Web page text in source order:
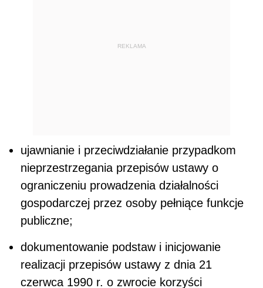
REKLAMA
ujawnianie i przeciwdziałanie przypadkom
nieprzestrzegania przepisów ustawy o
ograniczeniu prowadzenia działalności
gospodarczej przez osoby pełniące funkcje
publiczne;
dokumentowanie podstaw i inicjowanie
realizacji przepisów ustawy z dnia 21
czerwca 1990 r. o zwrocie korzyści